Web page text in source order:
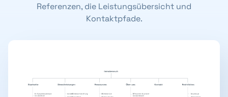
Referenzen, die Leistungsübersicht und
Kontaktpfade.